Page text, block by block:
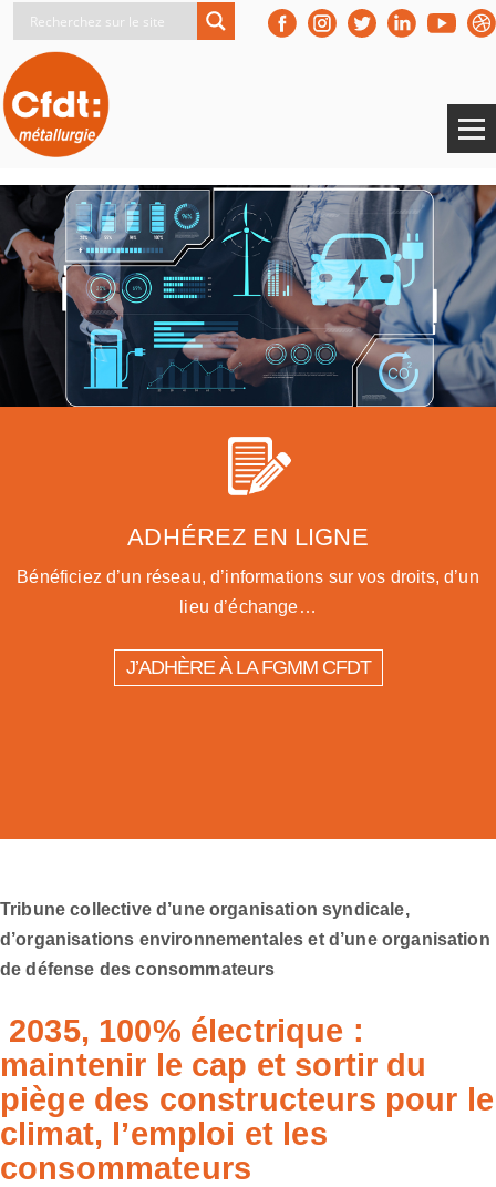
ADHÉREZ EN LIGNE
Bénéficiez d’un réseau, d’informations sur vos droits, d’un
lieu d’échange…
J’ADHÈRE À LA FGMM CFDT
Tribune collective d’une organisation syndicale,
d’organisations environnementales et d’une organisation
de défense des consommateurs
2035, 100% électrique :
maintenir le cap et sortir du
piège des constructeurs pour le
climat, l’emploi et les
consommateurs